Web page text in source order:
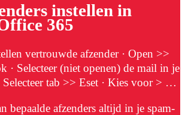
instellen in
365
vertrouwde afzender · Open >>
· Selecteer (niet openen) de mail in je
tab >> Eset · Kies voor > …
bepaalde afzenders altijd in je spam-